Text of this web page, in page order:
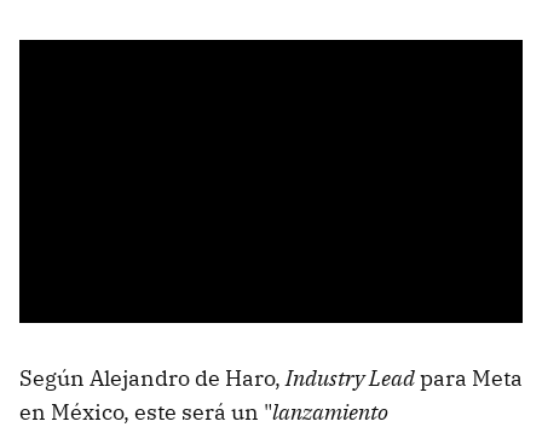
Según Alejandro de Haro,Industry Leadpara Meta
en México, este será un "lanzamiento